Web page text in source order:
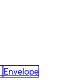
Envelope